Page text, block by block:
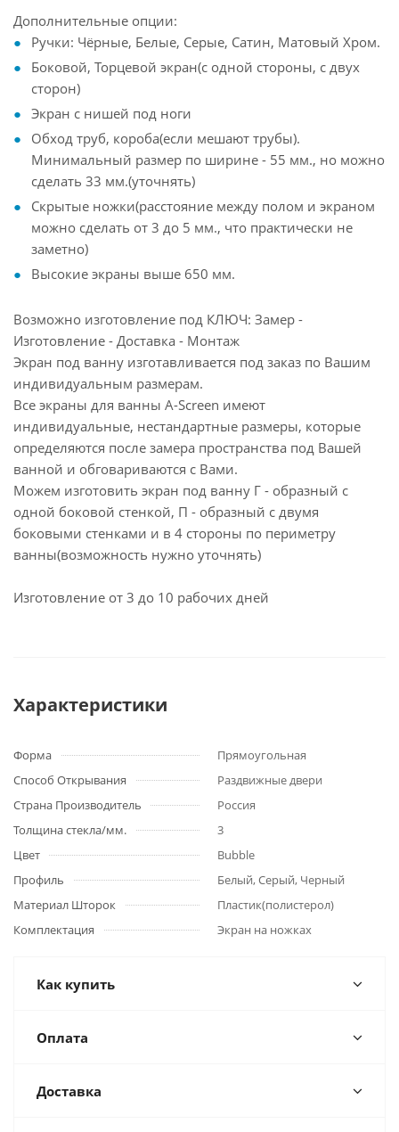
Дополнительные опции:
Ручки: Чёрные, Белые, Серые, Сатин, Матовый Хром.
Боковой, Торцевой экран(с одной стороны, с двух
сторон)
Экран с нишей под ноги
Обход труб, короба(если мешают трубы).
Минимальный размер по ширине - 55 мм., но можно
сделать 33 мм.(уточнять)
Скрытые ножки(расстояние между полом и экраном
можно сделать от 3 до 5 мм., что практически не
заметно)
Высокие экраны выше 650 мм.
Возможно изготовление под КЛЮЧ: Замер -
Изготовление - Доставка - Монтаж
Экран под ванну изготавливается под заказ по Вашим
индивидуальным размерам.
Все экраны для ванны A-Screen имеют
индивидуальные, нестандартные размеры, которые
определяются после замера пространства под Вашей
ванной и обговариваются с Вами.
Можем изготовить экран под ванну Г - образный с
одной боковой стенкой, П - образный с двумя
боковыми стенками и в 4 стороны по периметру
ванны(возможность нужно уточнять)
Изготовление от 3 до 10 рабочих дней
Характеристики
Форма
Прямоугольная
Способ Открывания
Раздвижные двери
Страна Производитель
Россия
Толщина стекла/мм.
3
Цвет
Bubble
Профиль
Белый, Серый, Черный
Материал Шторок
Пластик(полистерол)
Комплектация
Экран на ножках
Как купить
Оплата
Доставка